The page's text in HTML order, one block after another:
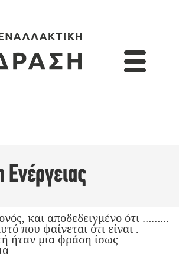
Ενέργειας
και αποδεδειγμένο ότι ………
που φαίνεται ότι είναι .
ήταν μια φράση ίσως